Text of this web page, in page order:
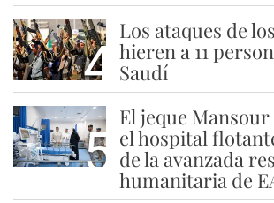
4
Los ataques de
hieren a 11
Saudí
5
El jeque
el hospital
de la avanzada
humanitaria de